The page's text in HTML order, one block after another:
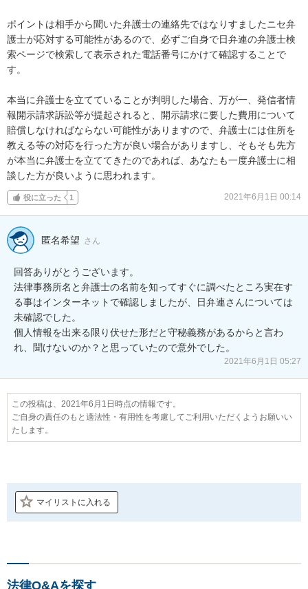
ポイントは相手から聞いた弁護士の連絡先ではなりすましたニセ弁
護士が応対する可能性があるので、必ずご自身で日弁連の弁護士検
索ページで検索して表示された電話番号にかけて確認することで
す。
本当に弁護士を立てていることが判明した場合、万が一、発信者情
報開示請求訴訟等が提起されると、開示請求に要した費用について
賠償しなければならない可能性がありますので、弁護士には住所を
教える等の対応を行った方が良い場合がありますし、そもそも先方
が本当に弁護士を立ててきたのであれば、あなたも一度弁護士に相
談した方が良いように思われます。
役に立った 1 2021年6月1日 00:14
匿名希望 さん
回答ありがとうございます。
法律事務所名と弁護士の名前を知ってすぐに調べたところ実在す
る事はインターネットで確認しましたが、日弁連さんについては
未確認でした。
個人情報を出来る限り伏せた形だと守秘義務があるからと言わ
れ、聞けないのか？と思っていたので意外でした。
2021年6月1日 05:27
この投稿は、2021年6月1日時点の情報です。
ご自身の責任のもと適法性・有用性を考慮してご利用いただくようお願いい
たします。
マイリストに入れる
法律Q&Aを探す